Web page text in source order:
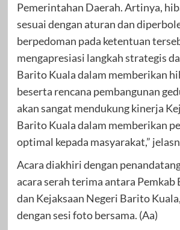
Pemerintahan Daerah. Artinya,
sesuai dengan aturan dan
berpedoman pada ketentuan
mengapresiasi langkah strategis
Barito Kuala dalam memberikan
beserta rencana pembangunan
akan sangat mendukung kinerja
Barito Kuala dalam memberikan
optimal kepada masyarakat,”
Acara diakhiri dengan
acara serah terima antara Pemkab
dan Kejaksaan Negeri Barito
dengan sesi foto bersama. (Aa)